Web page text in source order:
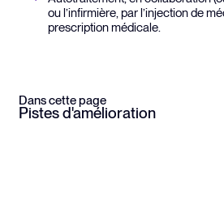
ou l’infirmière, par l’injection de
prescription médicale.
Dans cette page
Pistes d'amélioration